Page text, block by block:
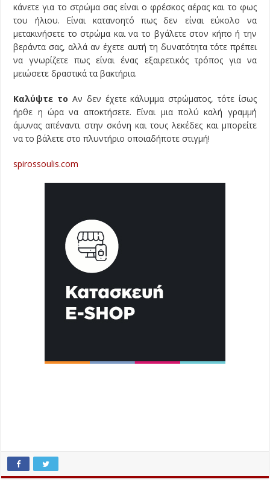
κάνετε για το στρώμα σας είναι ο φρέσκος αέρας και το φως
του ήλιου. Είναι κατανοητό πως δεν είναι εύκολο να
μετακινήσετε το στρώμα και να το βγάλετε στον κήπο ή την
βεράντα σας, αλλά αν έχετε αυτή τη δυνατότητα τότε πρέπει
να γνωρίζετε πως είναι ένας εξαιρετικός τρόπος για να
μειώσετε δραστικά τα βακτήρια.
Καλύψτε το Αν δεν έχετε κάλυμμα στρώματος, τότε ίσως
ήρθε η ώρα να αποκτήσετε. Είναι μια πολύ καλή γραμμή
άμυνας απέναντι στην σκόνη και τους λεκέδες και μπορείτε
να το βάλετε στο πλυντήριο οποιαδήποτε στιγμή!
spirossoulis.com